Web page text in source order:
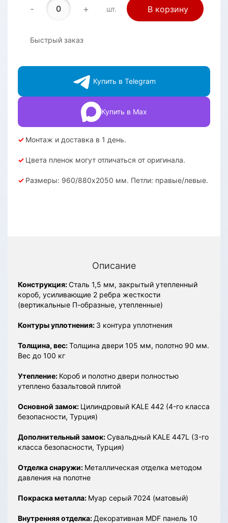
- + шт. В корзину
Быстрый заказ
Купить в Telegram
Купить в Max
✓ Монтаж и доставка в 1 день.
✓ Цвета пленок могут отличаться от оригинала.
✓ Размеры: 960/880х2050 мм. Петли: правые/левые.
Описание
Конструкция:Сталь 1,5 мм, закрытый утепленный
короб, усиливающие 2 ребра жесткости
(вертикальные П-образные, утепленные)
Контуры уплотнения: 3 контура уплотнения
Толщина, вес:Толщина двери 105 мм, полотно 90 мм.
Вес до 100 кг
Утепление: Короб и полотно двери полностью
утеплено базальтовой плитой
Основной замок: Цилиндровый KALE 442 (4-го класса
безопасности, Турция)
Дополнительный замок:Сувальдный KALE 447L (3-го
класса безопасности, Турция)
Отделка снаружи: Металлическая отделка методом
давления на полотне
Покраска металла: Муар серый 7024 (матовый)
Внутренняя отделка: Декоративная MDF панель 10